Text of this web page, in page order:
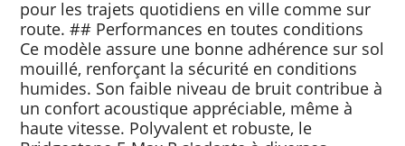
pour les trajets quotidiens en ville comme sur
route. ## Performances en toutes conditions
Ce modèle assure une bonne adhérence sur sol
mouillé, renforçant la sécurité en conditions
humides. Son faible niveau de bruit contribue à
un confort acoustique appréciable, même à
haute vitesse. Polyvalent et robuste, le